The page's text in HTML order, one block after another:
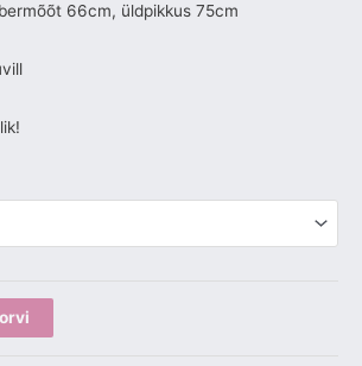
66cm, üldpikkus 75cm